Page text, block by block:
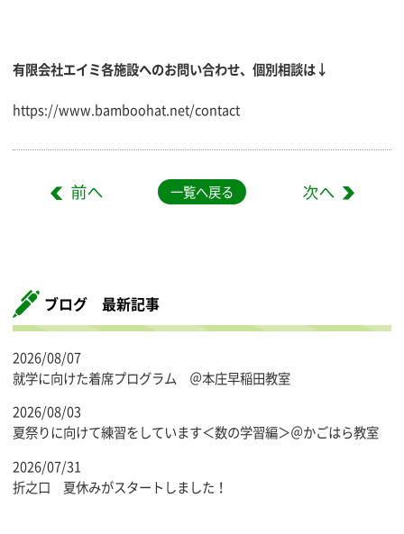
有限会社エイミ各施設へのお問い合わせ、個別相談は↓
https://www.bamboohat.net/contact
一覧へ戻る
ブログ 最新記事
2026/08/07
就学に向けた着席プログラム ＠本庄早稲田教室
2026/08/03
夏祭りに向けて練習をしています＜数の学習編＞＠かごはら教室
2026/07/31
折之口 夏休みがスタートしました！